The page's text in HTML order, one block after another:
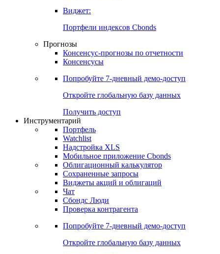
Виджет:
Портфели индексов Cbonds
Прогнозы
Консенсус-прогнозы по отчетности
Консенсусы
Попробуйте 7-дневный демо-доступ
Откройте глобальную базу данных
Получить доступ
Инструментарий
Портфель
Watchlist
Надстройка XLS
Мобильное приложение Cbonds
Облигационный калькулятор
Сохраненные запросы
Виджеты акций и облигаций
Чат
Сбондс Люди
Проверка контрагента
Попробуйте 7-дневный демо-доступ
Откройте глобальную базу данных